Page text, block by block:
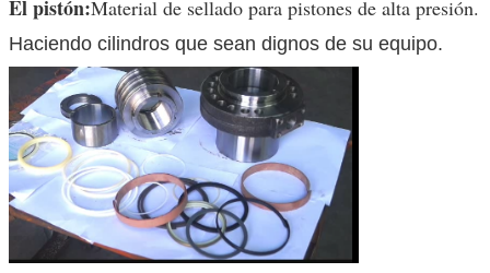
El pistón:Material de sellado para pistones de alta presión.
Haciendo cilindros que sean dignos de su equipo.